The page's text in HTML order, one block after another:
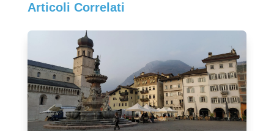
Articoli Correlati